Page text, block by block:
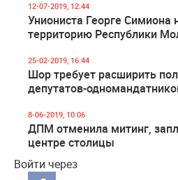
12-07-2019, 12:44
Униониста Георге Симиона
территорию Республики
25-02-2019, 16:44
Шор требует расширить
депутатов-
8-06-2019, 10:06
ДПМ отменила митинг,
центре столицы
Войти через